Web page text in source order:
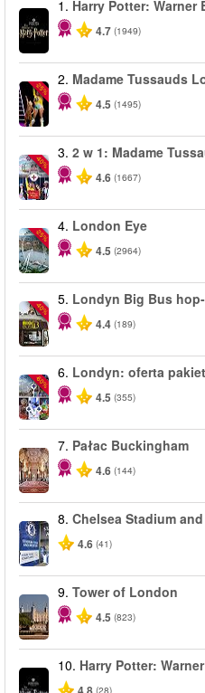
1. Harry Potter:
4.7 (1949)
-25%
2. Madame Tussauds
4.5 (1495)
-40%
3. 2 w 1: Madame
4.6 (1667)
-25%
4. London Eye
4.5 (2964)
-40%
5. Londyn Big Bus
4.4 (189)
-60%
6. Londyn: oferta
4.5 (355)
7. Pałac Buckingham
4.6 (144)
8. Chelsea Stadium
4.6 (41)
9. Tower of London
4.5 (823)
10. Harry Potter:
(28)